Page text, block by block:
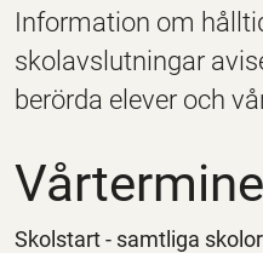
Information om
skolavslutningar
berörda elever och
Skolstart - samtliga